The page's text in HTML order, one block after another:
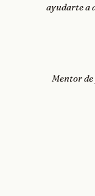
ayudarte a
Mentor